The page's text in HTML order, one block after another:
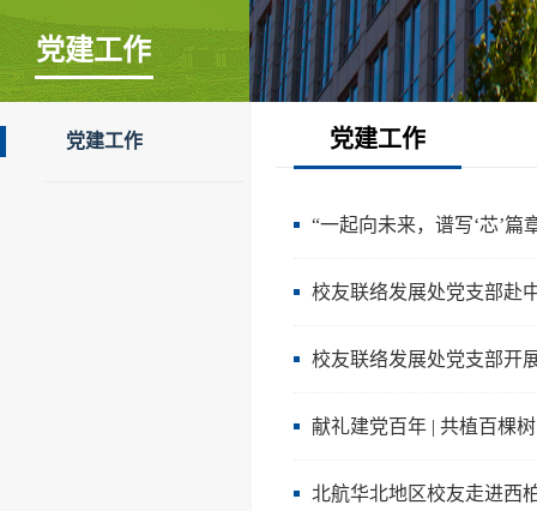
党建工作
党建工作 党建工作
“一起向未来，谱写‘芯’
校友联络发展处党支部赴
校友联络发展处党支部开
献礼建党百年 | 共植百棵树
北航华北地区校友走进西